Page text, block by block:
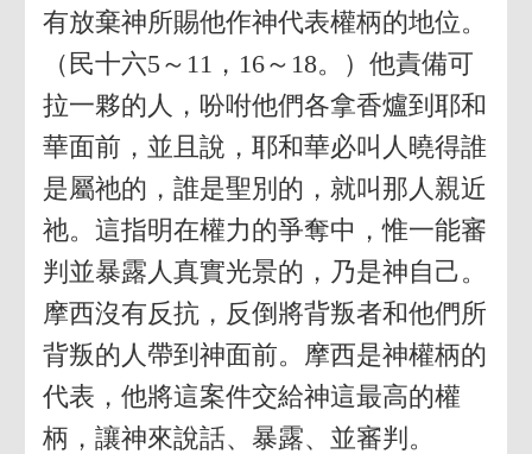
有放棄神所賜他作神代表權柄的地位。
（民十六5～11，16～18。）他責備可
拉一夥的人，吩咐他們各拿香爐到耶和
華面前，並且說，耶和華必叫人曉得誰
是屬祂的，誰是聖別的，就叫那人親近
祂。這指明在權力的爭奪中，惟一能審
判並暴露人真實光景的，乃是神自己。
摩西沒有反抗，反倒將背叛者和他們所
背叛的人帶到神面前。摩西是神權柄的
代表，他將這案件交給神這最高的權
柄，讓神來說話、暴露、並審判。